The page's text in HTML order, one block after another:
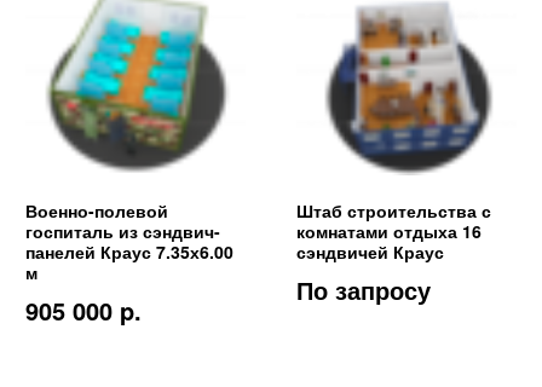
Военно-полевой
госпиталь из сэндвич-
панелей Краус 7.35х6.00
м
905 000 p.
Штаб строительства с
комнатами отдыха 16
сэндвичей Краус
По запросу